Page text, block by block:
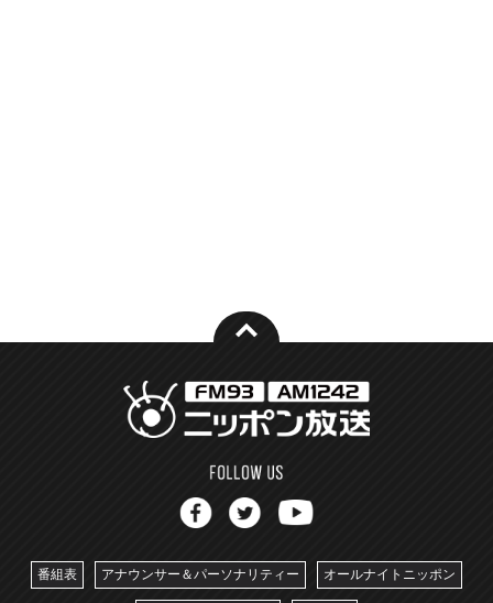
番組表 アナウンサー＆パーソナリティー オールナイトニッポン